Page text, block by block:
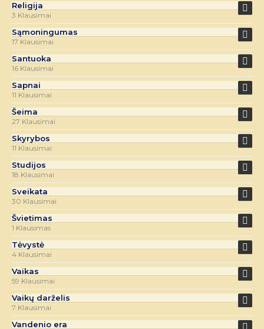
Religija
3 Klausimai
Sąmoningumas
17 Klausimai
Santuoka
16 Klausimai
Sapnai
11 Klausimai
Šeima
27 Klausimai
Skyrybos
11 Klausimai
Studijos
18 Klausimai
Sveikata
30 Klausimai
Švietimas
1 Klausimas
Tėvystė
4 Klausimai
Vaikas
59 Klausimai
Vaikų darželis
7 Klausimai
Vandenio era